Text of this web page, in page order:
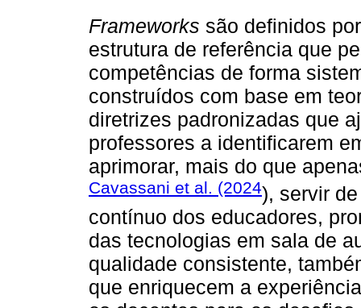
Frameworks são definidos
estrutura de referência que
competências de forma
construídos com base em
diretrizes padronizadas que
professores a identificarem
aprimorar, mais do que
Cavassani et al. (2024), servir
contínuo dos educadores,
das tecnologias em sala de
qualidade consistente,
que enriquecem a